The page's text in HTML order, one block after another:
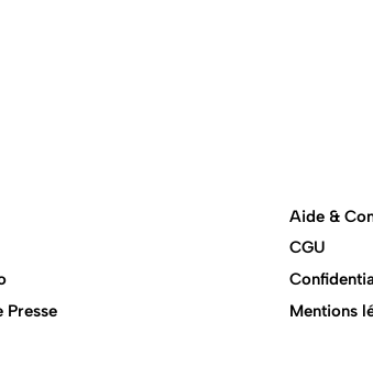
Presse
Aide &
CGU
Mentions